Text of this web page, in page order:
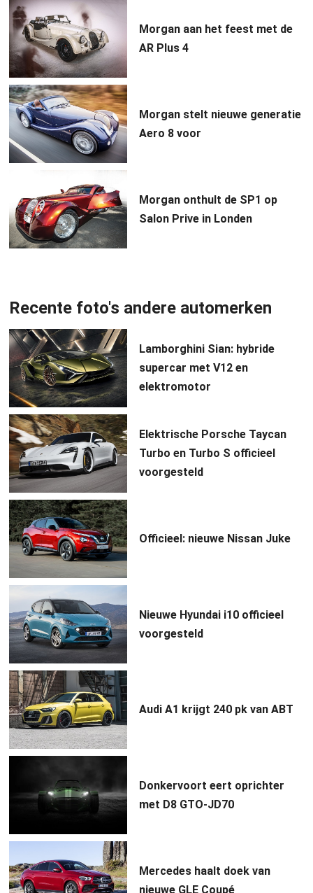
Morgan aan het feest met de
AR Plus 4
Morgan stelt nieuwe generatie
Aero 8 voor
Morgan onthult de SP1 op
Salon Prive in Londen
Recente foto's andere automerken
Lamborghini Sian: hybride
supercar met V12 en
elektromotor
Elektrische Porsche Taycan
Turbo en Turbo S officieel
voorgesteld
Officieel: nieuwe Nissan Juke
Nieuwe Hyundai i10 officieel
voorgesteld
Audi A1 krijgt 240 pk van ABT
Donkervoort eert oprichter
met D8 GTO-JD70
Mercedes haalt doek van
nieuwe GLE Coupé